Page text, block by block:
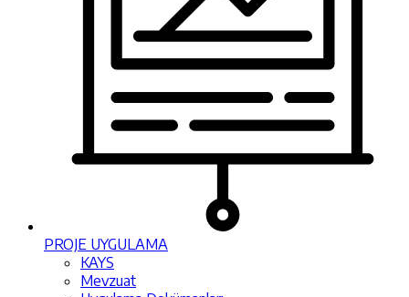
PROJE UYGULAMA
KAYS
Mevzuat